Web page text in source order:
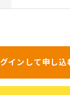
インして申し込